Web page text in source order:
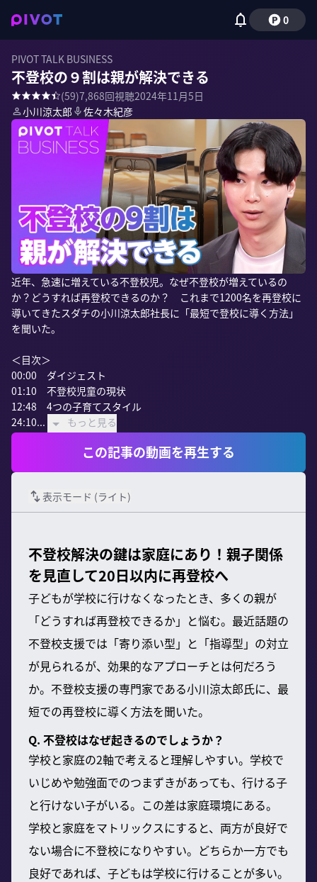
0
PIVOT TALK BUSINESS
不登校の９割は親が解決できる
(59)7,868回視聴2024年11月5日
小川涼太郎
佐々木紀彦
近年、急速に増えている不登校児。なぜ不登校が増えているの
か？どうすれば再登校できるのか？　これまで1200名を再登校に
導いてきたスダチの小川涼太郎社長に「最短で登校に導く方法」
を聞いた。
＜目次＞
00:00　ダイジェスト
01:10　不登校児童の現状
12:48　4つの子育てスタイル
24:10...
もっと見る
この記事の動画を再生する
表示モード (ライト)
不登校解決の鍵は家庭にあり！親子関係
を見直して20日以内に再登校へ
子どもが学校に行けなくなったとき、多くの親が
「どうすれば再登校できるか」と悩む。最近話題の
不登校支援では「寄り添い型」と「指導型」の対立
が見られるが、効果的なアプローチとは何だろう
か。不登校支援の専門家である小川涼太郎氏に、最
短での再登校に導く方法を聞いた。
Q. 不登校はなぜ起きるのでしょうか？
学校と家庭の2軸で考えると理解しやすい。学校で
いじめや勉強面でのつまずきがあっても、行ける子
と行けない子がいる。この差は家庭環境にある。
学校と家庭をマトリックスにすると、両方が良好で
ない場合に不登校になりやすい。どちらか一方でも
良好であれば、子どもは学校に行けることが多い。